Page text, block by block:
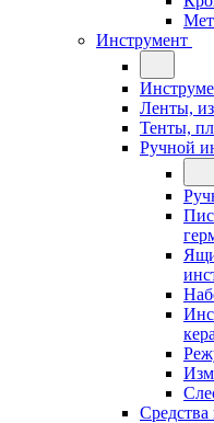
Инструмент
Ленты,
Тенты,
Ручной